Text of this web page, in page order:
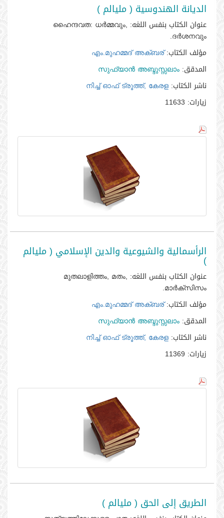
الديانة الهندوسية ( مليالم )
عنوان الكتاب بنفس اللغه: ഹൈന്ദവത: ധര്‍മ്മവും,
ദര്‍ശനവും.
مؤلف الكتاب: എം.മുഹമ്മദ്‌ അക്‌ബര്‍
المدقق: സുഫ്‌യാന്‍ അബ്ദുസ്സലാം
ناشر الكتاب: നിച്ച്‌ ഓഫ്‌ ട്രൂത്ത്‌, കേരള
زيارات:
الرأسمالية والشيوعية والدين الإسلامي ( مليالم
)
عنوان الكتاب بنفس اللغه: മുതലാളിത്തം, മതം,
മാര്‍ക്സിസം.
مؤلف الكتاب: എം.മുഹമ്മദ്‌ അക്‌ബര്‍
المدقق: സുഫ്‌യാന്‍ അബ്ദുസ്സലാം
ناشر الكتاب: നിച്ച്‌ ഓഫ്‌ ട്രൂത്ത്‌, കേരള
زيارات:
الطريق إلى الحق ( مليالم )